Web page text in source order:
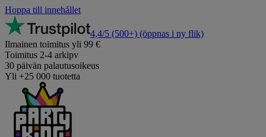
Hoppa till innehållet
4,4/5 (500+) (öppnas i ny flik)
Ilmainen toimitus yli 99 €
Toimitus 2-4 arkipv
30 päivän palautusoikeus
Yli +25 000 tuotetta